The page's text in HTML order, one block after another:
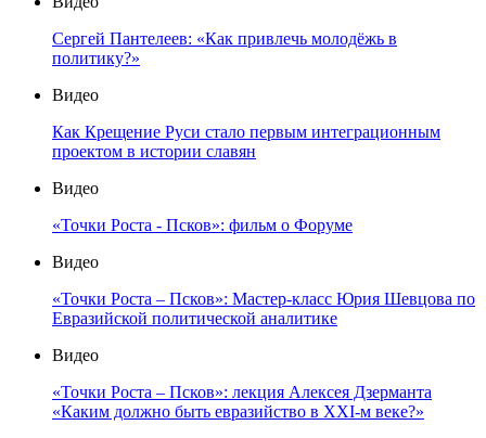
Сергей Пантелеев: «Как привлечь молодёжь в
политику?»
Видео
Как Крещение Руси стало первым интеграционным
проектом в истории славян
Видео
«Точки Роста - Псков»: фильм о Форуме
Видео
«Точки Роста – Псков»: Мастер-класс Юрия Шевцова по
Евразийской политической аналитике
Видео
«Точки Роста – Псков»: лекция Алексея Дзерманта
«Каким должно быть евразийство в XXI-м веке?»